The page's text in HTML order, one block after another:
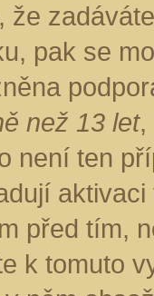
že
pak se
než 13 let,
není ten
před tím,
k tomuto